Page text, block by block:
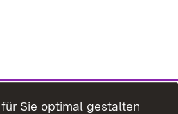
Sie optimal gestalten